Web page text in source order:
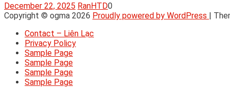
December 22, 2025 RanHTD0
Copyright © ogma 2026 Proudly powered by WordPress |
Contact – Liên Lạc
Privacy Policy
Sample Page
Sample Page
Sample Page
Sample Page